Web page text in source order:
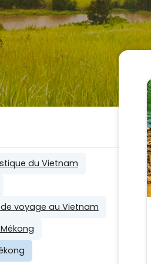
du Vietnam
voyage au Vietnam